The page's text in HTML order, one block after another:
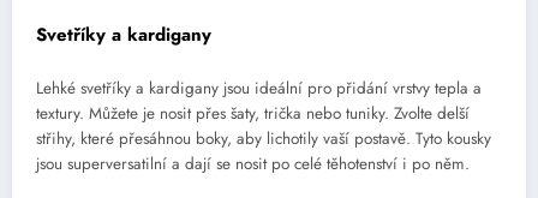
Svetříky a kardigany
Lehké svetříky a kardigany jsou ideální pro přidání vrstvy tepla a
textury. Můžete je nosit přes šaty, trička nebo tuniky. Zvolte delší
střihy, které přesáhnou boky, aby lichotily vaší postavě. Tyto kousky
jsou superversatilní a dají se nosit po celé těhotenství i po něm.